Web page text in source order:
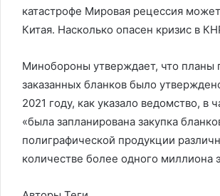
катастрофе Мировая рецессия
Китая. Насколько опасен кризис в
Минобороны утверждает, что планы
заказанных бланков было
2021 году, как указало ведомство, в
«была запланирована закупка
полиграфической продукции
количестве более одного миллиона